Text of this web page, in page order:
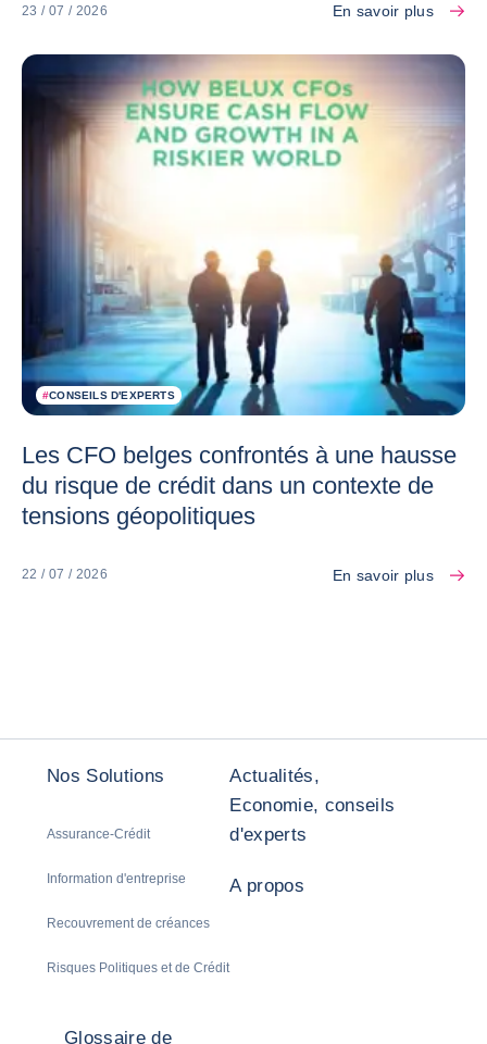
23 / 07 / 2026 En savoir plus
#CONSEILS D'EXPERTS
Les CFO belges confrontés à une hausse
du risque de crédit dans un contexte de
tensions géopolitiques
22 / 07 / 2026 En savoir plus
Nos Solutions
Assurance-Crédit
Information d'entreprise
Recouvrement de créances
Risques Politiques et de Crédit
Actualités,
Economie, conseils
d'experts
A propos
Glossaire de